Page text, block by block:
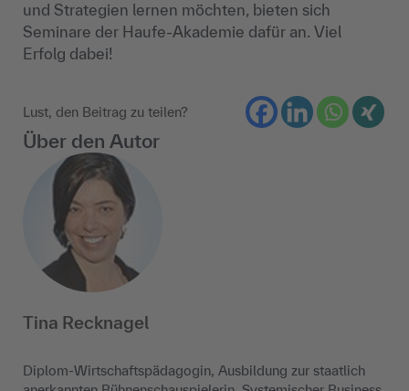
und Strategien lernen möchten, bieten sich
Seminare der Haufe-Akademie dafür an. Viel
Erfolg dabei!
Lust, den Beitrag zu teilen?
Über den Autor
Tina Recknagel
Diplom-Wirtschaftspädagogin, Ausbildung zur staatlich